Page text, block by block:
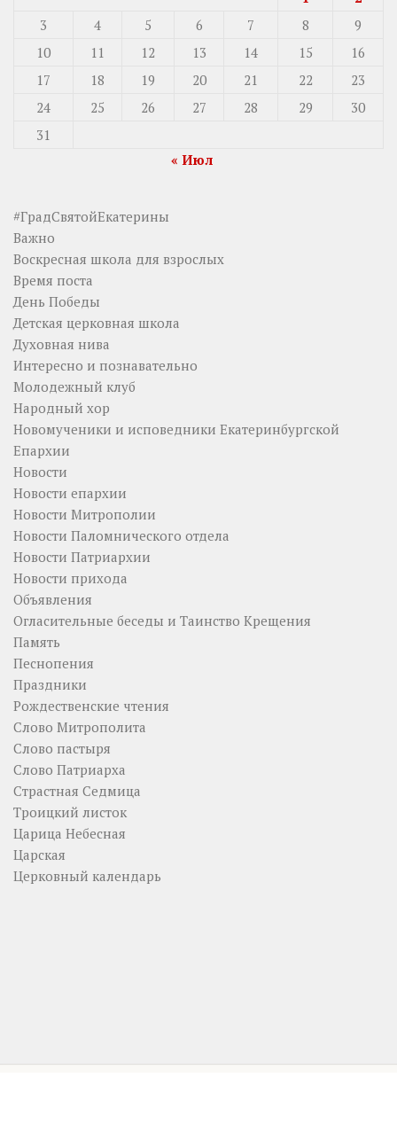
3
4 5 6 7 8
9
10
11 12 13 14 15
16
17
18 19 20 21 22
23
24
25 26 27 28 29
30
31
« Июл
#ГрадСвятойЕкатерины
Важно
Воскресная школа для взрослых
Время поста
День Победы
Детская церковная школа
Духовная нива
Интересно и познавательно
Молодежный клуб
Народный хор
Новомученики и исповедники Екатеринбургской
Епархии
Новости
Новости епархии
Новости Митрополии
Новости Паломнического отдела
Новости Патриархии
Новости прихода
Объявления
Огласительные беседы и Таинство Крещения
Память
Песнопения
Праздники
Рождественские чтения
Слово Митрополита
Слово пастыря
Слово Патриарха
Страстная Седмица
Троицкий листок
Царица Небесная
Царская
Церковный календарь